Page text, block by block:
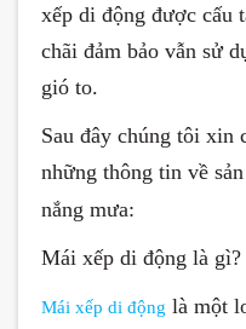
xếp di động được cấu
chãi đảm bảo vẫn sử
gió to.
Sau đây chúng tôi xin
những thông tin về
nắng mưa:
Mái xếp di động là gì?
Mái xếp di động là một